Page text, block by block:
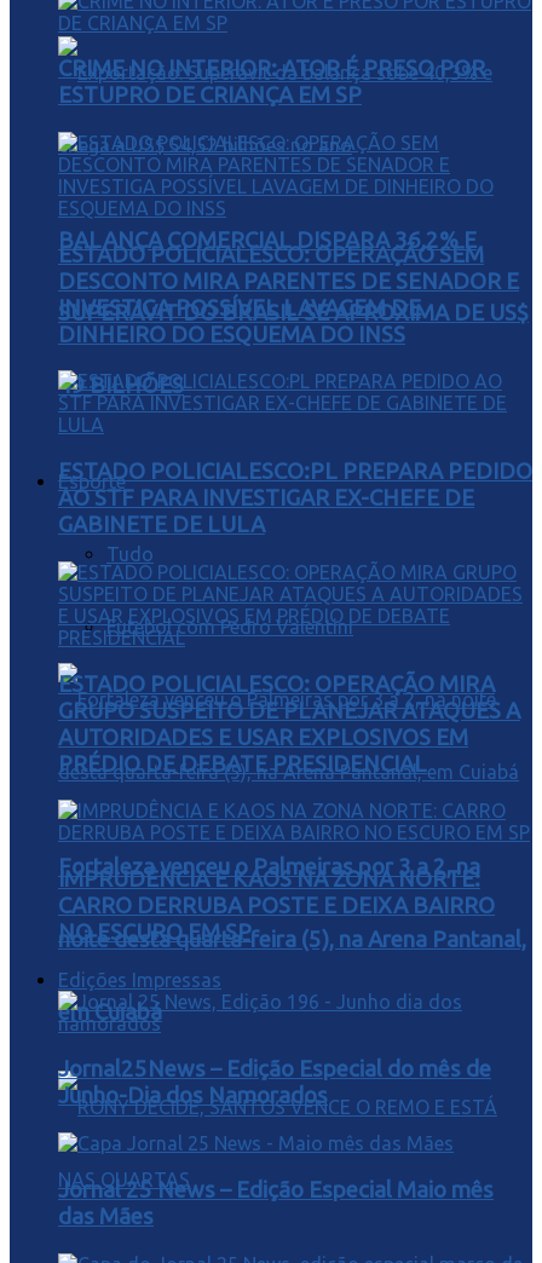
BALANÇA COMERCIAL DISPARA 36,2% E
SUPERÁVIT DO BRASIL SE APROXIMA DE US$
49 BILHÕES
Esporte
Tudo
Futebol com Pedro Valentini
Fortaleza venceu o Palmeiras por 3 a 2, na
noite desta quarta-feira (5), na Arena Pantanal,
em Cuiabá
CRIME NO INTERIOR: ATOR É PRESO POR
ESTUPRO DE CRIANÇA EM SP
ESTADO POLICIALESCO: OPERAÇÃO SEM
DESCONTO MIRA PARENTES DE SENADOR E
INVESTIGA POSSÍVEL LAVAGEM DE
DINHEIRO DO ESQUEMA DO INSS
ESTADO POLICIALESCO:PL PREPARA PEDIDO
AO STF PARA INVESTIGAR EX-CHEFE DE
GABINETE DE LULA
ESTADO POLICIALESCO: OPERAÇÃO MIRA
GRUPO SUSPEITO DE PLANEJAR ATAQUES A
AUTORIDADES E USAR EXPLOSIVOS EM
PRÉDIO DE DEBATE PRESIDENCIAL
IMPRUDÊNCIA E KAOS NA ZONA NORTE:
CARRO DERRUBA POSTE E DEIXA BAIRRO
NO ESCURO EM SP
Edições Impressas
Jornal25News – Edição Especial do mês de
Junho-Dia dos Namorados
Jornal 25 News – Edição Especial Maio mês
das Mães